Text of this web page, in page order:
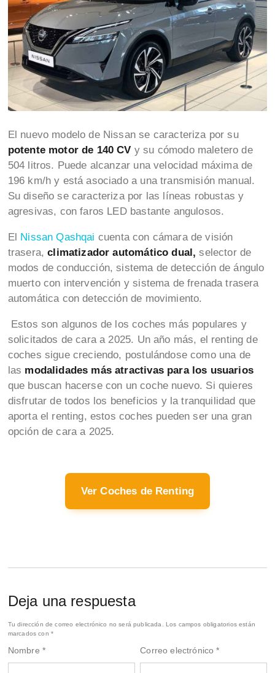
El nuevo modelo de Nissan se caracteriza por su
potente motor de 140 CV y su cómodo maletero de
504 litros. Puede alcanzar una velocidad máxima de
196 km/h y está asociado a una transmisión manual.
Su diseño se caracteriza por las líneas robustas y
agresivas, con faros LED bastante angulosos.
El Nissan Qashqai cuenta con cámara de visión
trasera,climatizador automático dual,selector de
modos de conducción, sistema de detección de ángulo
muerto con intervención y sistema de frenada trasera
automática con detección de movimiento.
Estos son algunos de los coches más populares y
solicitados de cara a 2025. Un año más, el renting de
coches sigue creciendo, postulándose como una de
las modalidades más atractivas para los usuarios
que buscan hacerse con un coche nuevo. Si quieres
disfrutar de todos los beneficios y la tranquilidad que
aporta el renting, estos coches pueden ser una gran
opción de cara a 2025.
Ver Coches de Renting
Deja una respuesta
Tu dirección de correo electrónico no será publicada.
Los campos obligatorios están
marcados con *
Nombre * Correo electrónico*